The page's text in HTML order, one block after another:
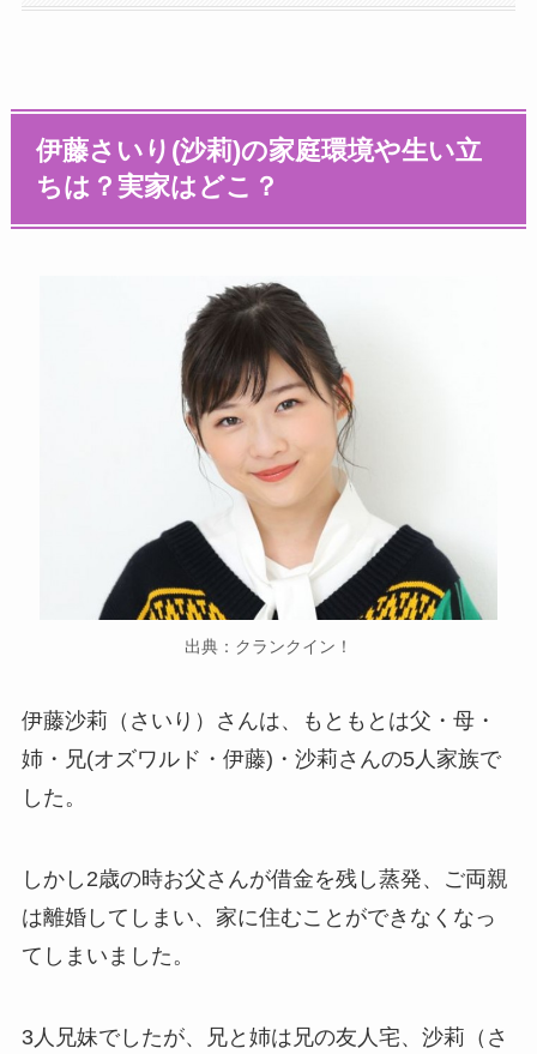
伊藤さいり(沙莉)の家庭環境や生い立
ちは？ 実家はどこ？
出典：クランクイン！
伊藤沙莉（さいり）さんは、もともとは父・母・
姉・兄(オズワルド・伊藤)・沙莉さんの5人家族で
した。
しかし2歳の時お父さんが借金を残し蒸発、ご両親
は離婚してしまい、家に住むことができなくなっ
てしまいました。
3人兄妹でしたが、兄と姉は兄の友人宅、沙莉（さ